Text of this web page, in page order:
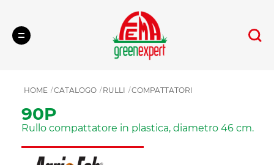
Cerca
HOME CATALOGO RULLI COMPATTATORI
90P
Rullo compattatore in plastica, diametro 46 cm.